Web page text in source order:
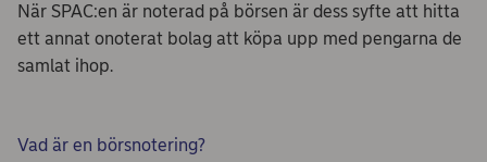
När SPAC:en är noterad på börsen är dess syfte att hitta
ett annat onoterat bolag att köpa upp med pengarna de
samlat ihop.
Vad är en börsnotering?